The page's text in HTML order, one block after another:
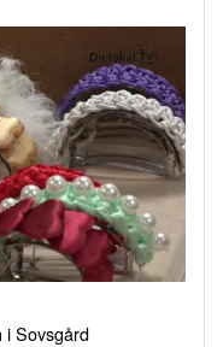
i Sovsgård